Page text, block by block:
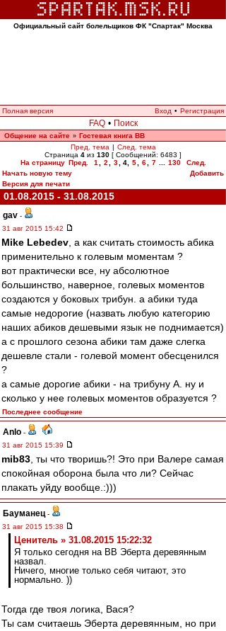
Официальный сайт болельщиков ФК "Спартак" Москва
Полная версия Вход • Регистрация
FAQ • Поиск
Общение на сайте » Гостевая книга ВВ
Пред. тема | След. тема
Страница 4 из 130 [ Сообщений: 6483 ]
На страницу Пред. 1 2 3 4, 5 6 7 130
След.
Начать новую тему
Добавить
Версия для печати
01.08.2015 - 31.08.2015
gav -
31 авг 2015 15:42
Mike Lebedev , а как считать стоимость абика
применительно к голевым моментам ?
вот практически все, ну абсолютное
большинство, наверное, голевых моментов
создаются у боковых трибун. а абики туда
самые недорогие (назвать любую категорию
наших абиков дешевыми язык не поднимается)
а с прошлого сезона абики там даже слегка
дешевле стали - голевой момент обесценился
?
а самые дорогие абики - на трибуну А. ну и
сколько у нее голевых моментов образуется ?
Последнее сообщение
Anlo -
31 авг 2015 15:39
mib83 , ты что творишь?! Это при Валере самая
спокойная оборона была что ли? Сейчас
плакать уйду вообще.:)))
Бауманец -
31 авг 2015 15:38
Ценитель » 31.08.2015 15:22:32
Я только сегодня на ВВ Эберта деревянным
назвал.
Ничего, многие только себя читают, это
нормально. ))
Тогда где твоя логика, Вася?
Ты сам считаешь Эберта деревянным, но при